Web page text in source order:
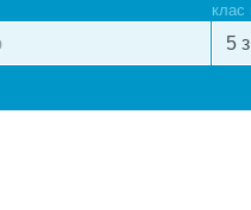
клас